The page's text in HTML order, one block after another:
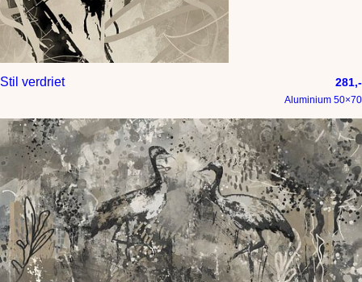
Stil verdriet 281,-
Aluminium 50×70